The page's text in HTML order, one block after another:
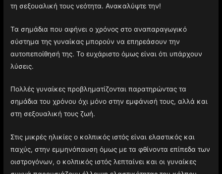
τη σεξουαλική τους νεότητα. Ανακαλύψτε την!
Τα σημάδια που αφήνει ο χρόνος στο αναπαραγωγικό
σύστημα της γυναίκας μπορούν να επηρεάσουν την
αυτοπεποίθησή της. Το ευχάριστο όμως είναι ότι υπάρχουν
λύσεις.
Πολλές γυναίκες προβληματίζονται παρατηρώντας τα
σημάδια του χρόνου όχι μόνο στην εμφάνισή τους, αλλά και
στη σεξουαλική τους ζωή.
Στις μικρές ηλικίες ο κολπικός ιστός είναι ελαστικός και
παχύς, στην εμμηνόπαυση όμως με τα φθίνοντα επίπεδα των
οιστρογόνων, ο κολπικός ιστός λεπταίνει και οι γυναίκες